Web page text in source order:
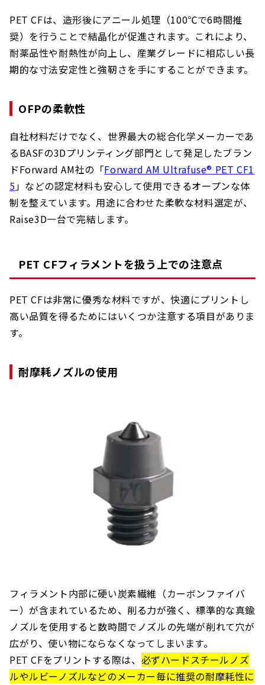
PET CFは、造形後にアニール処理（100℃で6時間推
奨）を行うことで結晶化が促進されます。これにより、
耐薬品性や耐熱性が向上し、産業グレードに相応しい長
期的な寸法安定性と強靭さを手にすることができます。
OFPの柔軟性
自社材料だけでなく、世界最大の総合化学メーカーであ
るBASFの3Dプリンティング部門として発足したブラン
ドForward AM社の「Forward AM Ultrafuse® PET CF1
5」などの認定材料も安心して使用できるオープンな体
制を整えています。用途に合わせた柔軟な材料選定が、
Raise3D一台で完結します。
PET CFフィラメントを扱う上での注意点
PET CFは非常に優秀な材料ですが、快適にプリントし
高い品質を得るためにはいくつか注意する項目がありま
す。
耐摩耗ノズルの使用
フィラメント内部に硬い炭素繊維（カーボンファイバ
ー）が含まれているため、削る力が強く、標準的な真鍮
ノズルを使用すると数時間でノズルの先端が削れて穴が
広がり、使い物にならなくなってしまいます。
PET CFをプリントする際は、 必ずハードスチールノズ
ルやルビーノズルなどのメーカー毎に推奨の耐摩耗性に